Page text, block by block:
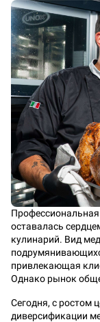
Профессиональная
оставалась
кулинарий. Вид
привлекающая
Однако рынок
Сегодня, с ростом
диверсификации